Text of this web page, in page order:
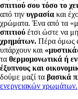
σπιτιού σου τόσο το
από την υγρασία και
χρώματα. Ένα από τα
σπιτιού έτσι ώστε να
χρημάτων. Πέρα όμως
υπάρχουν και
τα θερμομονωτικά ή
έξυπνους και
δούμε μαζί τα βασικά
ενεργειακών χρωμάτων.